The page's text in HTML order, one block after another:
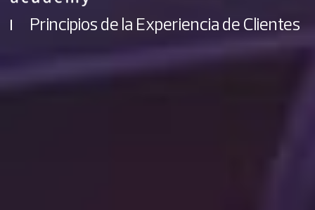
Principios de la Experiencia de Clientes